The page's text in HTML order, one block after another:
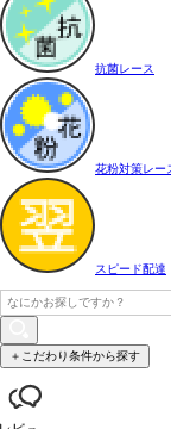
抗菌レース
花粉対策レー
スピード配達
＋こだわり条件から探す